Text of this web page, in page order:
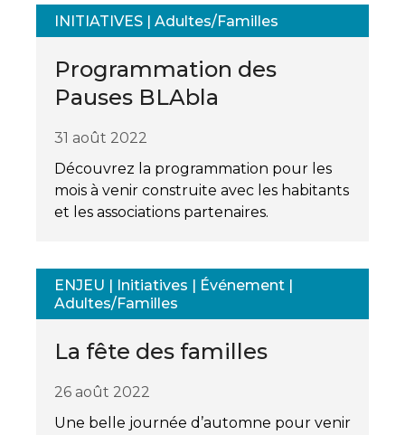
INITIATIVES | Adultes/Familles
Programmation des
Pauses BLAbla
31 août 2022
Découvrez la programmation pour les
mois à venir construite avec les habitants
et les associations partenaires.
ENJEU | Initiatives | Événement |
Adultes/Familles
La fête des familles
26 août 2022
Une belle journée d’automne pour venir